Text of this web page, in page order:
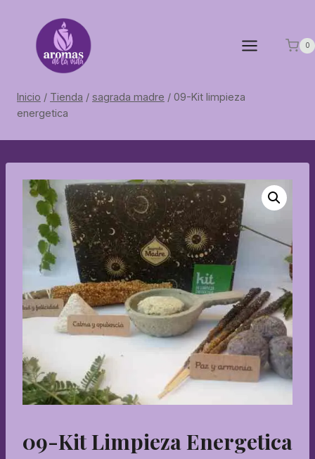
contenido
0
Inicio / Tienda / sagrada madre / 09-Kit limpieza
energetica
09-Kit Limpieza Energetica